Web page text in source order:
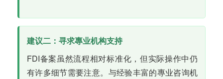
建议二：寻求專业机构支持
FDI备案虽然流程相对标准化，但实际操作中仍
有许多细节需要注意。与经验丰富的專业咨询机